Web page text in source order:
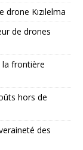
Kızılelma
de drones
la frontière
hors de
des